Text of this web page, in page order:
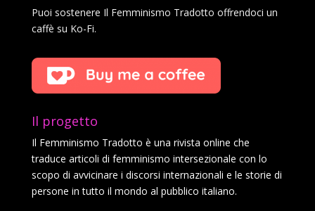
Puoi sostenere Il Femminismo Tradotto offrendoci un
caffè su Ko-Fi.
Il progetto
Il Femminismo Tradotto è una rivista online che
traduce articoli di femminismo intersezionale con lo
scopo di avvicinare i discorsi internazionali e le storie di
persone in tutto il mondo al pubblico italiano.